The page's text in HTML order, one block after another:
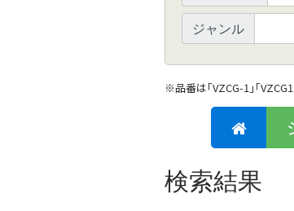
ジャンル
※品番は「VZCG-1」「
検索結果